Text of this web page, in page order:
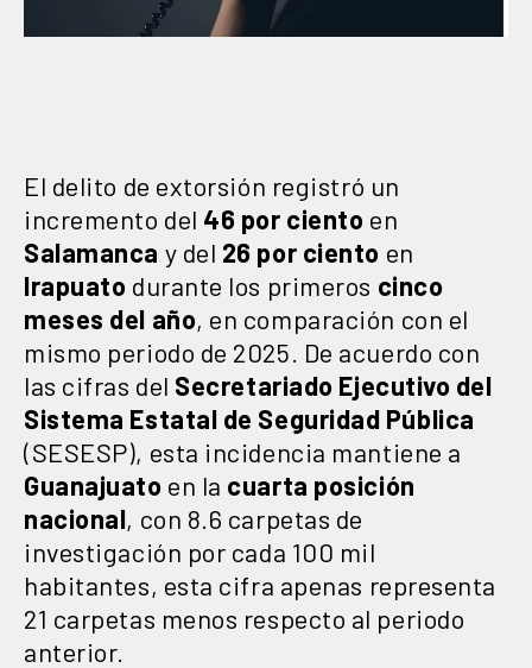
El delito de extorsión registró un
incremento del 46 por ciento en
Salamanca y del 26 por ciento en
Irapuato durante los primeros cinco
meses del año, en comparación con el
mismo periodo de 2025. De acuerdo con
las cifras del Secretariado Ejecutivo del
Sistema Estatal de Seguridad Pública
(SESESP), esta incidencia mantiene a
Guanajuato en la cuarta posición
nacional, con 8.6 carpetas de
investigación por cada 100 mil
habitantes, esta cifra apenas representa
21 carpetas menos respecto al periodo
anterior.